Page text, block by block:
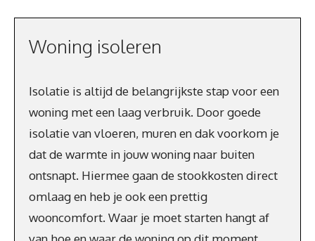
Woning isoleren
Isolatie is altijd de belangrijkste stap voor een
woning met een laag verbruik. Door goede
isolatie van vloeren, muren en dak voorkom je
dat de warmte in jouw woning naar buiten
ontsnapt. Hiermee gaan de stookkosten direct
omlaag en heb je ook een prettig
wooncomfort. Waar je moet starten hangt af